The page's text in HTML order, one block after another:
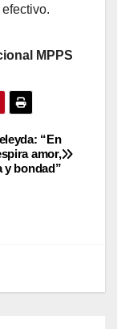
MPPS
“En
amor,
y bondad”